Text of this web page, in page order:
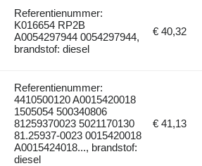
Referentienummer:
K016654 RP2B
A0054297944 0054297944,
brandstof: diesel
€ 40,32
Referentienummer:
4410500120 A0015420018
1505054 500340806
81259370023 5021170130
81.25937-0023 0015420018
A0015424018..., brandstof:
diesel
€ 41,13